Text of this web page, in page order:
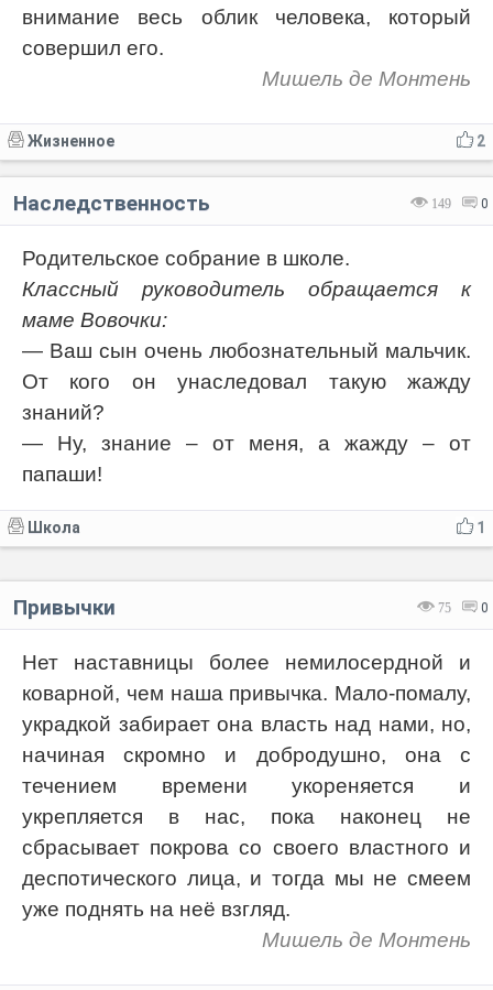
внимание весь облик человека, который
совершил его.
Мишель де Монтень
2
Жизненное
149 0
Наследственность
Родительское собрание в школе.
Классный руководитель обращается к
маме Вовочки:
— Ваш сын очень любознательный мальчик.
От кого он унаследовал такую жажду
знаний?
— Ну, знание – от меня, а жажду – от
папаши!
1
Школа
75 0
Привычки
Нет наставницы более немилосердной и
коварной, чем наша привычка. Мало-помалу,
украдкой забирает она власть над нами, но,
начиная скромно и добродушно, она с
течением времени укореняется и
укрепляется в нас, пока наконец не
сбрасывает покрова со своего властного и
деспотического лица, и тогда мы не смеем
уже поднять на неё взгляд.
Мишель де Монтень